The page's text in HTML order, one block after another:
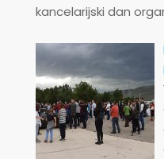
kancelarijski dan